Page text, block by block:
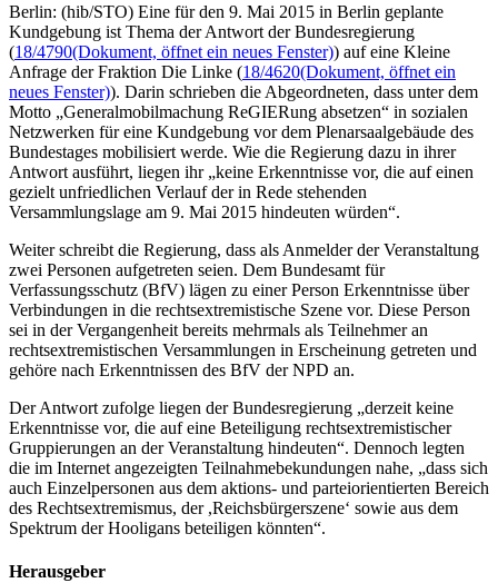
Berlin: (hib/STO) Eine für den 9. Mai 2015 in Berlin geplante
Kundgebung ist Thema der Antwort der Bundesregierung
(18/4790(Dokument, öffnet ein neues Fenster)) auf eine Kleine
Anfrage der Fraktion Die Linke (18/4620(Dokument, öffnet ein
neues Fenster)). Darin schrieben die Abgeordneten, dass unter dem
Motto „Generalmobilmachung ReGIERung absetzen“ in sozialen
Netzwerken für eine Kundgebung vor dem Plenarsaalgebäude des
Bundestages mobilisiert werde. Wie die Regierung dazu in ihrer
Antwort ausführt, liegen ihr „keine Erkenntnisse vor, die auf einen
gezielt unfriedlichen Verlauf der in Rede stehenden
Versammlungslage am 9. Mai 2015 hindeuten würden“.
Weiter schreibt die Regierung, dass als Anmelder der Veranstaltung
zwei Personen aufgetreten seien. Dem Bundesamt für
Verfassungsschutz (BfV) lägen zu einer Person Erkenntnisse über
Verbindungen in die rechtsextremistische Szene vor. Diese Person
sei in der Vergangenheit bereits mehrmals als Teilnehmer an
rechtsextremistischen Versammlungen in Erscheinung getreten und
gehöre nach Erkenntnissen des BfV der NPD an.
Der Antwort zufolge liegen der Bundesregierung „derzeit keine
Erkenntnisse vor, die auf eine Beteiligung rechtsextremistischer
Gruppierungen an der Veranstaltung hindeuten“. Dennoch legten
die im Internet angezeigten Teilnahmebekundungen nahe, „dass sich
auch Einzelpersonen aus dem aktions- und parteiorientierten Bereich
des Rechtsextremismus, der ,Reichsbürgerszene‘ sowie aus dem
Spektrum der Hooligans beteiligen könnten“.
Herausgeber